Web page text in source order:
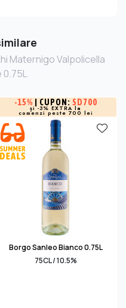
Maternigo Valpolicella
0.75L
-15% | CUPON: SD700
și -3% EXTRA la
comenzi peste 700 lei
Borgo Sanleo Bianco 0.75L
75CL / 10.5%